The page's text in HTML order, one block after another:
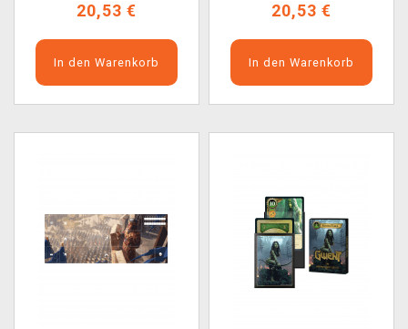
20,53 €
In den Warenkorb
20,53 €
In den Warenkorb